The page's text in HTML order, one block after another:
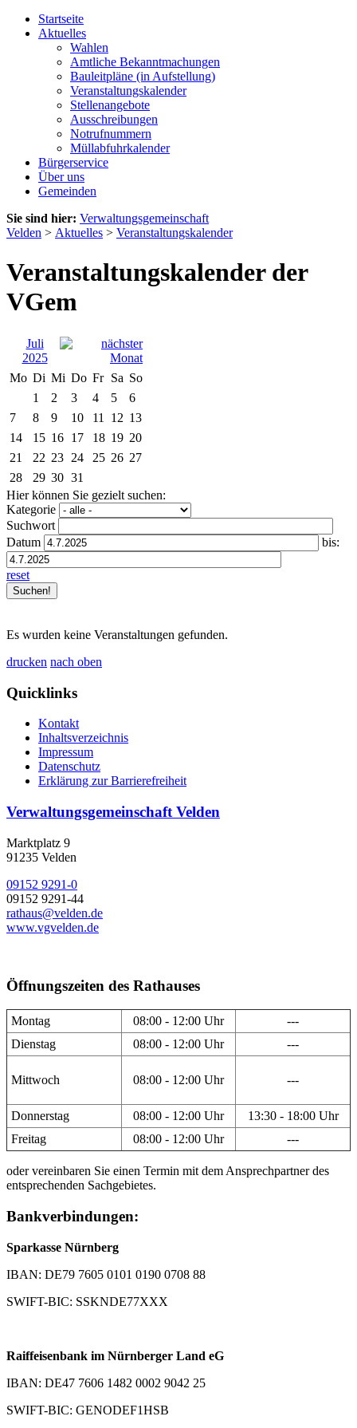
Startseite
Aktuelles
Wahlen
Amtliche Bekanntmachungen
Bauleitpläne (in Aufstellung)
Veranstaltungskalender
Stellenangebote
Ausschreibungen
Notrufnummern
Müllabfuhrkalender
Bürgerservice
Über uns
Gemeinden
Sie sind hier: Verwaltungsgemeinschaft
Velden > Aktuelles > Veranstaltungskalender
Veranstaltungskalender der
VGem
Juli
2025
Mo Di Mi Do Fr Sa So
1
2 3 4 5
6
7
8 9 10 11 12 13
14
15 16 17 18 19 20
21
22 23 24 25 26 27
28
29 30 31
Hier können Sie gezielt suchen:
Kategorie
Suchwort
Datum
bis:
reset
Es wurden keine Veranstaltungen gefunden.
drucken nach oben
Quicklinks
Kontakt
Inhaltsverzeichnis
Impressum
Datenschutz
Erklärung zur Barrierefreiheit
Verwaltungsgemeinschaft Velden
Marktplatz 9
91235 Velden
09152 9291-0
09152 9291-44
rathaus@velden.de
www.vgvelden.de
Öffnungszeiten des Rathauses
Montag 08:00 - 12:00 Uhr
---
Dienstag
08:00 - 12:00 Uhr ---
Mittwoch 08:00 - 12:00 Uhr ---
Donnerstag 08:00 - 12:00 Uhr
13:30 - 18:00 Uhr
Freitag
08:00 - 12:00 Uhr ---
oder vereinbaren Sie einen Termin mit dem Ansprechpartner des
entsprechenden Sachgebietes.
Bankverbindungen:
Sparkasse Nürnberg
IBAN: DE79 7605 0101 0190 0708 88
SWIFT-BIC: SSKNDE77XXX
Raiffeisenbank im Nürnberger Land eG
IBAN: DE47 7606 1482 0002 9042 25
SWIFT-BIC: GENODEF1HSB